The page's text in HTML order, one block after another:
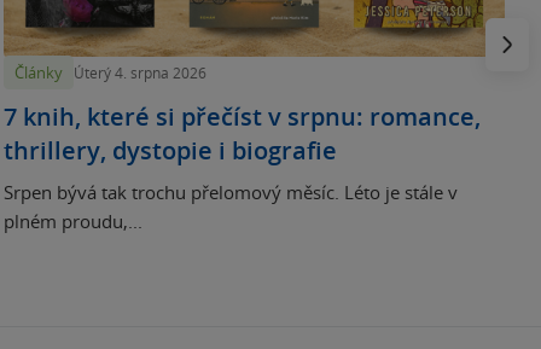
Články Úterý 4. srpna 2026
7 knih, které si přečíst v srpnu: romance,
thrillery, dystopie i biografie
Srpen bývá tak trochu přelomový měsíc. Léto je stále v
plném proudu,...